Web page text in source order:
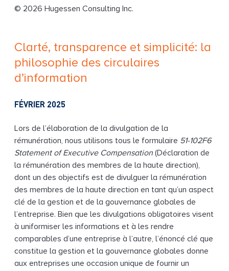
© 2026 Hugessen Consulting Inc.
Clarté, transparence et simplicité: la
philosophie des circulaires
d’information
FÉVRIER 2025
Lors de l’élaboration de la divulgation de la
rémunération, nous utilisons tous le formulaire 51-102F6
Statementof Executive Compensation (Déclaration de
la rémunération des membres de la haute direction),
dont un des objectifs est de divulguer la rémunération
des membres de la haute direction en tant qu’un aspect
clé de la gestion et de la gouvernance globales de
l’entreprise. Bien que les divulgations obligatoires visent
à uniformiser les informations et à les rendre
comparables d’une entreprise à l’autre, l’énoncé clé que
constitue la gestion et la gouvernance globales donne
aux entreprises une occasion unique de fournir un